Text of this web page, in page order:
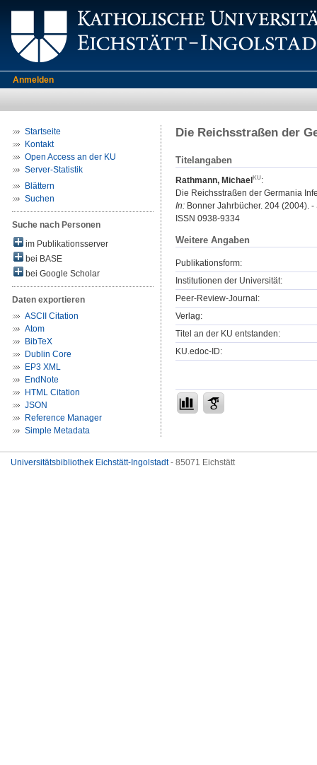
Anmelden
Startseite
Kontakt
Open Access an der KU
Server-Statistik
Blättern
Suchen
Suche nach Personen
im Publikationsserver
bei BASE
bei Google Scholar
Daten exportieren
ASCII Citation
Atom
BibTeX
Dublin Core
EP3 XML
EndNote
HTML Citation
JSON
Reference Manager
Simple Metadata
Die Reichsstraßen der
Titelangaben
Rathmann, Michael
:
Die Reichsstraßen der Germania
In: Bonner Jahrbücher. 204 (2004). -
ISSN 0938-9334
Weitere Angaben
Publikationsform:
Institutionen der Universität:
Peer-Review-Journal:
Verlag:
Titel an der KU entstanden:
KU.edoc-ID:
Universitätsbibliothek Eichstätt-Ingolstadt- 85071 Eichstätt